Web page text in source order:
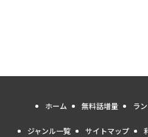
ホーム 無料話増量 ラ
ジャンル一覧 サイトマップ